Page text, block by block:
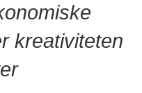
kreativiteten